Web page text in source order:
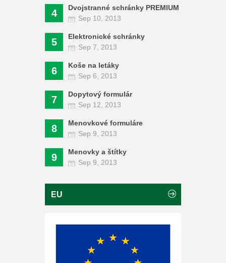
4
Dvojstranné schránky PREMIUM
Sep 10, 2013
5
Elektronické schránky
Sep 7, 2013
6
Koše na letáky
Sep 6, 2013
7
Dopytový formulár
Sep 12, 2013
8
Menovkové formuláre
Sep 9, 2013
9
Menovky a štítky
Sep 9, 2013
EU